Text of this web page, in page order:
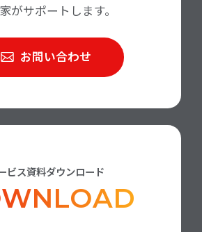
がサポートします。
お問い合わせ
ビス資料ダウンロード